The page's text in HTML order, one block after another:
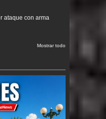
ataque con arma
Mostrar todo